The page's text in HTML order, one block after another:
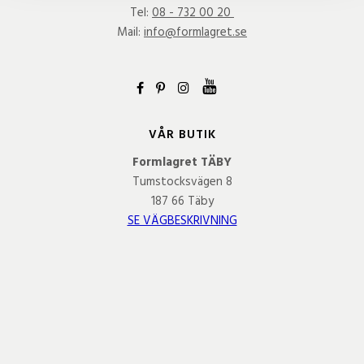
Tel: 08 - 732 00 20
Mail: info@formlagret.se
VÅR BUTIK
Formlagret TÄBY
Tumstocksvägen 8
187 66 Täby
SE VÄGBESKRIVNING